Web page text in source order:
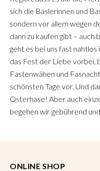
sich die Baslerinnen und
sondern vor allem wegen
dann zu kaufen gibt – auch
geht es bei uns fast
das Fest der Liebe vorbei,
Fastenwähen und
schönsten Tage vor. Und
Osterhase! Aber auch
begehen wir gebührend
ONLINE SHOP